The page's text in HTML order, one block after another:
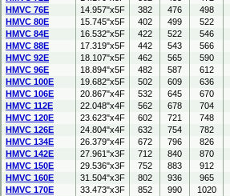
HMVC 76E
14.957"x5F 382 476 498
HMVC 80E
15.745"x5F 402 499 522
HMVC 84E
16.532"x5F 422 522 546
HMVC 88E
17.319"x5F 442 543 566
HMVC 92E
18.107"x5F 462 565 590
HMVC 96E
18.894"x5F 482 587 612
HMVC 100E
19.682"x5F 502 609 636
HMVC 106E
20.867"x4F 532 645 670
HMVC 112E
22.048"x4F 562 678 704
HMVC 120E
23.623"x4F 602 721 748
HMVC 126E
24.804"x4F 632 754 782
HMVC 134E
26.379"x4F 672 796 826
HMVC 142E
27.961"x3F 712 840 870
HMVC 150E
29.536"x3F 752 883 912
HMVC 160E
31.504"x3F 802 936 965
HMVC 170E
33.473"x3F 852 990 1020